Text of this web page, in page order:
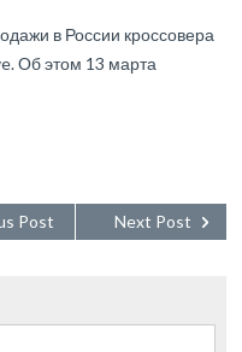
в России кроссовера
Об этом 13 марта
Next Post
Post